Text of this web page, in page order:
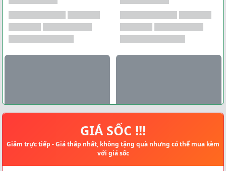
GIÁ SỐC !!!
Giảm trực tiếp - Giá thấp nhất, không tặng quà nhưng có thể mua kèm
với giá sốc